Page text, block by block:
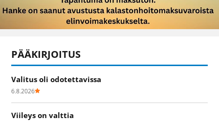
PÄÄKIRJOITUS
Valitus oli odotettavissa
6.8.2026
Viileys on valttia